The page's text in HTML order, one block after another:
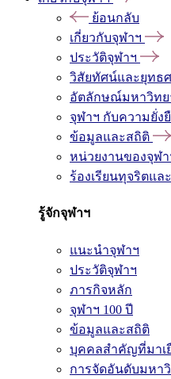
ย้อนกลับ
เกี่ยวกับจุฬาฯ
ประวัติจุฬาฯ
วิสัยทัศน์และยุทธ
อัตลักษณ์มหาวิทย
จุฬาฯ กับความยั่ง
ข้อมูลและสถิติ
หน่วยงานของจุฬา
ร้องเรียนทุจริตแ
รู้จักจุฬาฯ
แนะนำจุฬาฯ
ประวัติจุฬาฯ
ภารกิจหลัก
จุฬาฯ 100 ปี
ข้อมูลและสถิติ
บุคคลสำคัญที่มาเ
การจัดอันดับมหา